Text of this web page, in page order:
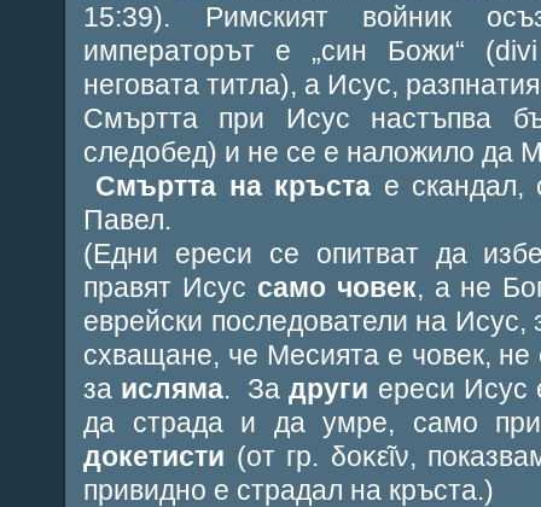
15:39). Римският войник
императорът е „син Божи“ (
неговата титла), а Исус,
Смъртта при Исус настъпва
следобед) и не се е наложило да
Смъртта на кръста е скандал,
Павел.
(Едни ереси се опитват да
правят Исус само човек, а не
еврейски последователи на Исус,
схващане, че Месията е човек, не
за исляма. Задруги ереси Исус
да страда и да умре, само
докетисти (от гр. δοκεῖν,
привидно е страдал на кръста.)